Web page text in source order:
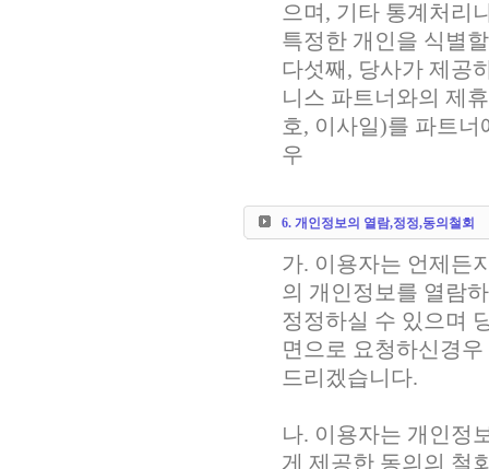
으며, 기타 통계처리
특정한 개인을 식별
다섯째, 당사가 제공
니스 파트너와의 제
호, 이사일)를 파트
우
6. 개인정보의 열람,정정,동의철회
가. 이용자는 언제든
의 개인정보를 열람
정정하실 수 있으며
면으로 요청하신경
드리겠습니다.
나. 이용자는 개인정
게 제공한 동의의 철